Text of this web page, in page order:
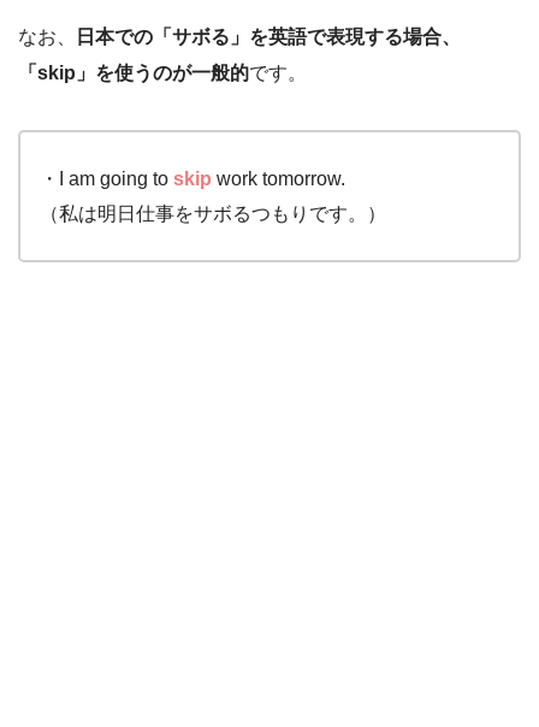
なお、
日本での「サボる」を英語で表現する場合、
「skip」を使うのが一般的です。
・I am going to skip work tomorrow.
（私は明日仕事をサボるつもりです。）